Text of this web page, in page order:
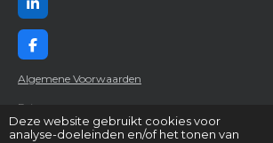
Deze website gebruikt cookies voor
analyse-doeleinden en/of het tonen van
L
i
n
k
e
d
I
n
F
a
c
e
b
o
o
Algemene Voorwaarden
Privacy
© 2024 Constructie- & Machinebouw Abresch B.V.